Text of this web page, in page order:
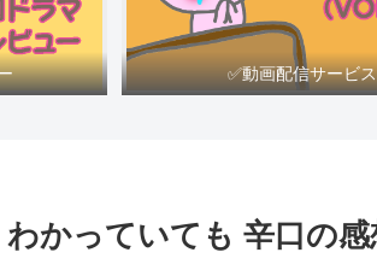
✅動画配信サービス
かっていても 辛口の